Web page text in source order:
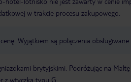
w trakcie procesu zakupowego.
Wyjątkiem są połączenia
brytyjskimi. Podróżując na
z wtyczką typu G.